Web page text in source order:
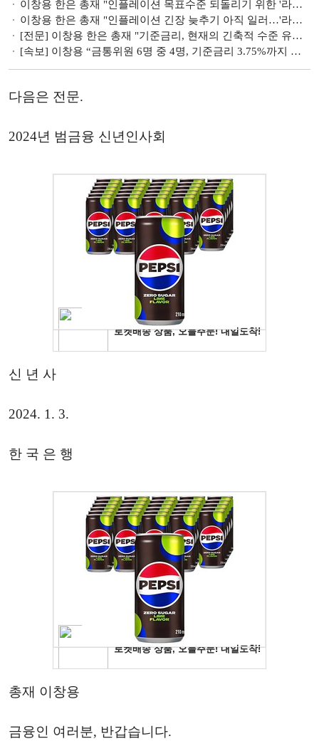
이창용 한은 총재 "인플레이션 목표수준 되돌리기 위한 '라스트 마일' 쉽지 않을 수도"…물가 내년 말 2% 근접 예상(종합)
이창용 한은 총재 "인플레이션 긴장 늦추기 아직 일러…'라스트 마일' 쉽지 않을 수 있어"
[전문] 이창용 한은 총재 "기준금리, 현재의 긴축적 수준 유지 적절 판단"
[속보] 이창용 “금통위원 6명 중 4명, 기준금리 3.75%까지 추가 인상 가능성 열어놔”
다음은 전문.
2024년 범금융 신년인사회
신 년 사
2024. 1. 3.
한 국 은 행
총재 이창용
금융인 여러분, 반갑습니다.